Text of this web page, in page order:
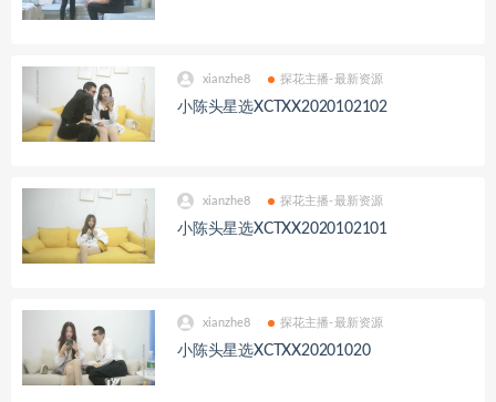
xianzhe8 探花主播-最新资源
小陈头星选XCTXX2020102102
xianzhe8 探花主播-最新资源
小陈头星选XCTXX2020102101
xianzhe8 探花主播-最新资源
小陈头星选XCTXX20201020